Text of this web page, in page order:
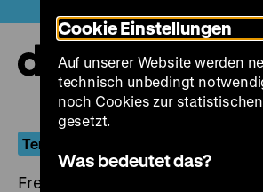
zum
Seiteninhalt
springen
Terrorismus im Westen
Freitag, 16. April 2004, 18.15 Uhr
Cookie Einstellungen
Auf unserer Website werden
technisch unbedingt
noch Cookies zur
gesetzt.
Was bedeutet das?